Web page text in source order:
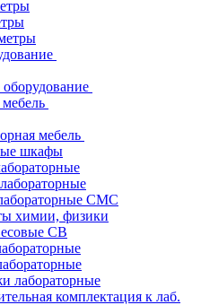
мебель
шкафы
СМС
химии, физики
СВ
лабораторные
комплектация к лаб.